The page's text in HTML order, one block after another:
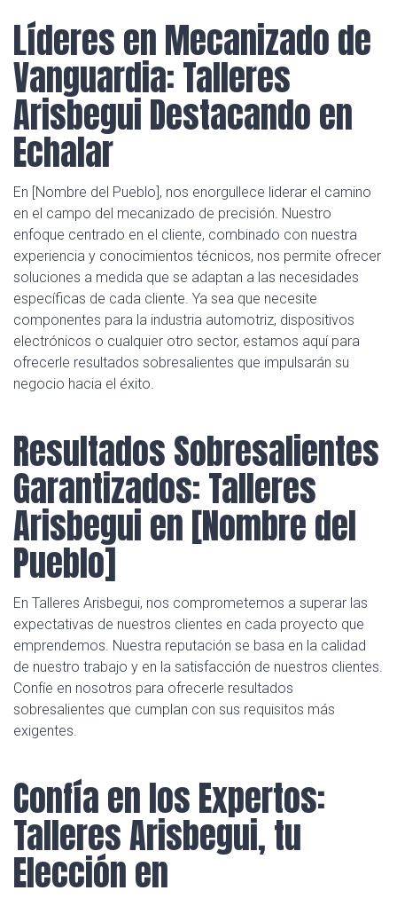
Líderes en Mecanizado de
Vanguardia: Talleres
Arisbegui Destacando en
Echalar
En [Nombre del Pueblo], nos enorgullece liderar el camino
en el campo del mecanizado de precisión. Nuestro
enfoque centrado en el cliente, combinado con nuestra
experiencia y conocimientos técnicos, nos permite ofrecer
soluciones a medida que se adaptan a las necesidades
específicas de cada cliente. Ya sea que necesite
componentes para la industria automotriz, dispositivos
electrónicos o cualquier otro sector, estamos aquí para
ofrecerle resultados sobresalientes que impulsarán su
negocio hacia el éxito.
Resultados Sobresalientes
Garantizados: Talleres
Arisbegui en [Nombre del
Pueblo]
En Talleres Arisbegui, nos comprometemos a superar las
expectativas de nuestros clientes en cada proyecto que
emprendemos. Nuestra reputación se basa en la calidad
de nuestro trabajo y en la satisfacción de nuestros clientes.
Confíe en nosotros para ofrecerle resultados
sobresalientes que cumplan con sus requisitos más
exigentes.
Confía en los Expertos:
Talleres Arisbegui, tu
Elección en